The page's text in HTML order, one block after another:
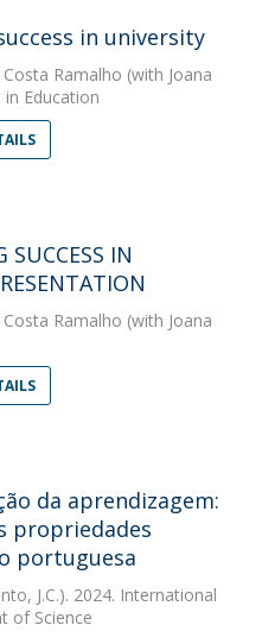
in university
Costa Ramalho (with Joana
Education
SUCCESS IN
Costa Ramalho (with Joana
da aprendizagem:
propriedades
portuguesa
J.C.). 2024. International
of Science